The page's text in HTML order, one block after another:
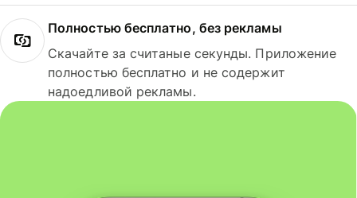
Полностью бесплатно, без рекламы
Скачайте за считаные секунды. Приложение
полностью бесплатно и не содержит
надоедливой рекламы.